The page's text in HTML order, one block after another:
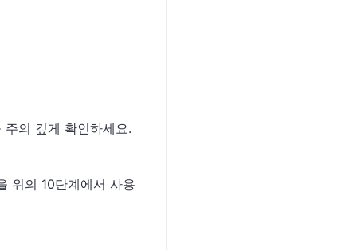
의 깊게 확인하세요.
위의 10단계에서 사용